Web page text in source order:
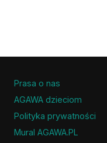
Prasa o nas
AGAWA dzieciom
Polityka prywatności
Mural AGAWA.PL